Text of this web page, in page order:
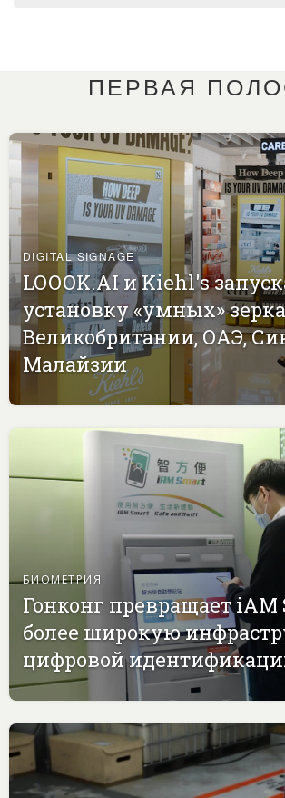
ПЕРВАЯ
DIGITAL SIGNAGE
LOOOK.AI и Kiehl's
установку «умных»
Великобритании, ОАЭ,
Малайзии
БИОМЕТРИЯ
Гонконг превращает iAM
более широкую
цифровой